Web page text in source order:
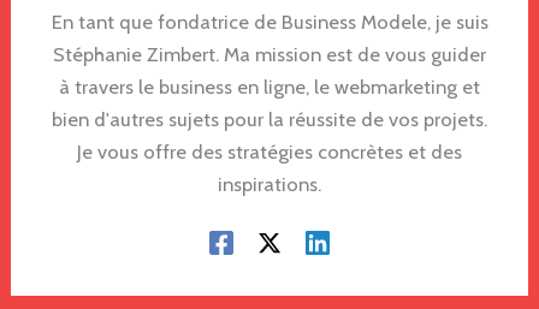
En tant que fondatrice de Business Modele, je suis
Stéphanie Zimbert. Ma mission est de vous guider
à travers le business en ligne, le webmarketing et
bien d'autres sujets pour la réussite de vos projets.
Je vous offre des stratégies concrètes et des
inspirations.